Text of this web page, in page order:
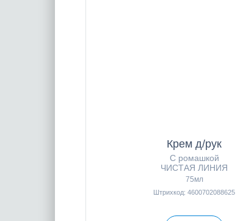
Крем д/рук
С ромашкой
ЧИСТАЯ ЛИНИЯ
75мл
Штрихкод: 4600702088625